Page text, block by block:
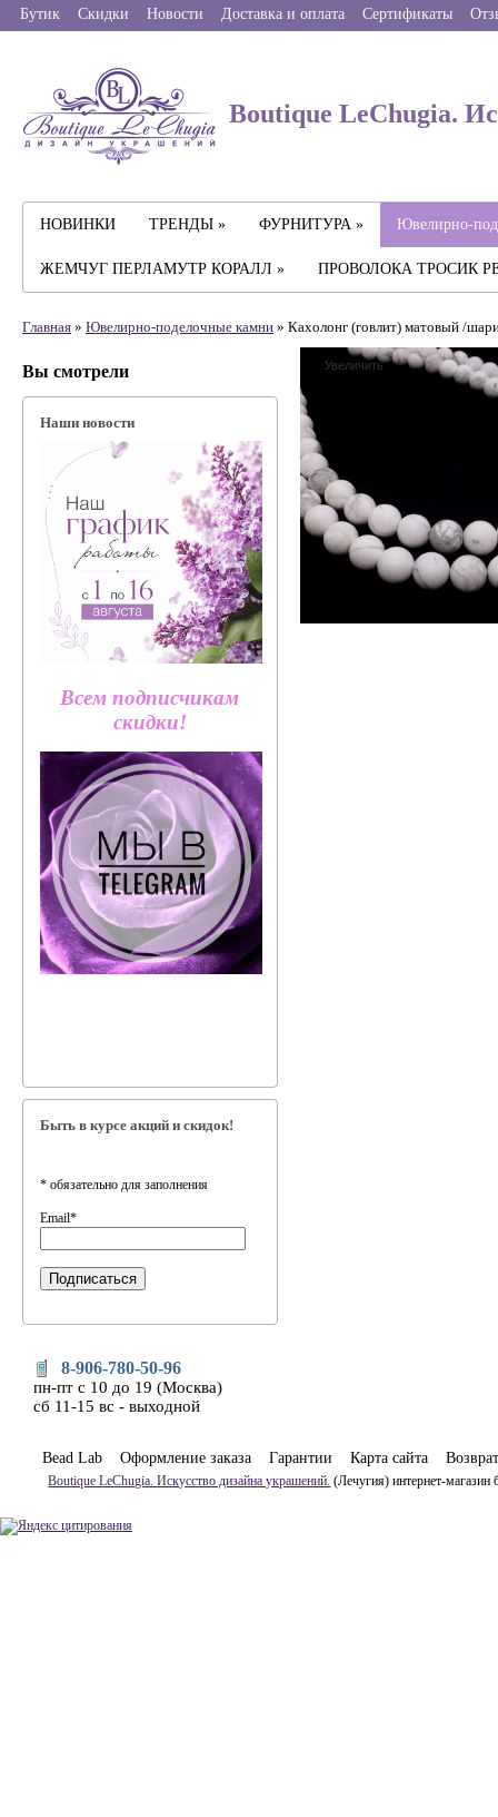
Бутик Скидки Новости Доставка и оплата Сертификаты
Boutique LeChugia.
НОВИНКИ ТРЕНДЫ » ФУРНИТУРА » Ювелирно-
ЖЕМЧУГ ПЕРЛАМУТР КОРАЛЛ » ПРОВОЛОКА ТРОСИК
Главная » Ювелирно-поделочные камни » Кахолонг (говлит) матовый /
Вы смотрели
Наши новости
Всем подписчикам
скидки!
Быть в курсе акций и скидок!
* обязательно для заполнения
Email*
Увеличить
8-906-780-50-96
пн-пт с 10 до 19 (Москва)
сб 11-15 вс - выходной
Bead Lab Оформление заказа Гарантии Карта сайта Возврат
Boutique LeChugia. Искусство дизайна украшений. (Лечугия) интернет-